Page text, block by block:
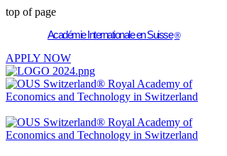
top of page
Académie Internationale en Suisse®
APPLY NOW